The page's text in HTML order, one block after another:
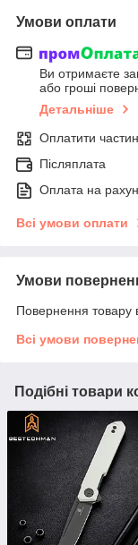
Умови оплати
Ви отримаєте
або гроші
Детальніше
Оплатити
Післяплата
Оплата на
Всі умови оплати
Умови
Повернення товару
Всі умови
Подібні товари